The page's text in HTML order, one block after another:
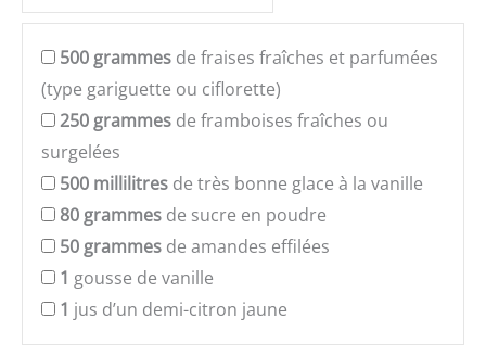
500 grammes de fraises fraîches et parfumées
(type gariguette ou ciflorette)
250 grammes de framboises fraîches ou
surgelées
500 millilitres de très bonne glace à la vanille
80 grammes de sucre en poudre
50 grammes de amandes effilées
1 gousse de vanille
1 jus d’un demi-citron jaune